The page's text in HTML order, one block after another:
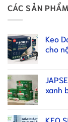
CÁC SẢN
Keo
cho
xanh
KEO